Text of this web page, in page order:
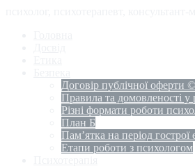
Договір публічної оферти
Правила та домовленості у
Різні формати роботи
План Б
Пам’ятка на період гострої
Етапи роботи з психологом